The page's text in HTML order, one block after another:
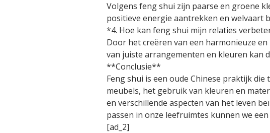
Volgens feng shui zijn paarse en groene
positieve energie aantrekken en welvaart
*4. Hoe kan feng shui mijn relaties
Door het creëren van een harmonieuze
van juiste arrangementen en kleuren kan
**Conclusie**
Feng shui is een oude Chinese praktijk
meubels, het gebruik van kleuren en
en verschillende aspecten van het leven
passen in onze leefruimtes kunnen we
[ad_2]